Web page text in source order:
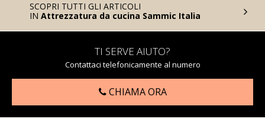
SCOPRI TUTTI GLI ARTICOLI
IN Attrezzatura da cucina Sammic Italia
TI SERVE AIUTO?
Contattaci telefonicamente al numero
CHIAMA ORA